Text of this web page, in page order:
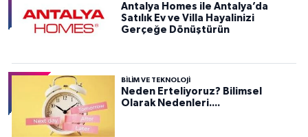
Antalya Homes ile Antalya’da
Satılık Ev ve Villa Hayalinizi
Gerçeğe Dönüştürün
BILIM VE TEKNOLOJI
Neden Erteliyoruz? Bilimsel
Olarak Nedenleri....